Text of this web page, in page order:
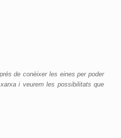
de conèixer les eines per poder
i veurem les possibilitats que